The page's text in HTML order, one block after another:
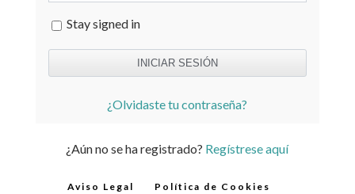
Stay signed in
¿Olvidaste tu contraseña?
¿Aún no se ha registrado? Regístrese aquí
Aviso Legal Política de Cookies